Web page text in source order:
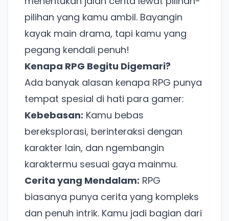
pilihan yang kamu ambil. Bayangin
kayak main drama, tapi kamu yang
pegang kendali penuh!
Kenapa RPG Begitu Digemari?
Ada banyak alasan kenapa RPG punya
tempat spesial di hati para gamer:
Kebebasan: Kamu bebas
bereksplorasi, berinteraksi dengan
karakter lain, dan ngembangin
karaktermu sesuai gaya mainmu.
Cerita yang Mendalam: RPG
biasanya punya cerita yang kompleks
dan penuh intrik. Kamu jadi bagian dari